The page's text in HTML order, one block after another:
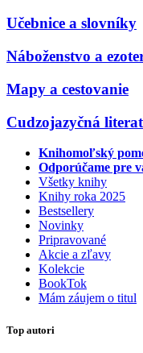
Učebnice a slovníky
Náboženstvo a
Mapy a cestovanie
Cudzojazyčná
Knihomoľský
Odporúčame pre
Všetky knihy
Knihy roka 2025
Bestsellery
Novinky
Pripravované
Akcie a zľavy
Kolekcie
BookTok
Mám záujem o titul
Top autori